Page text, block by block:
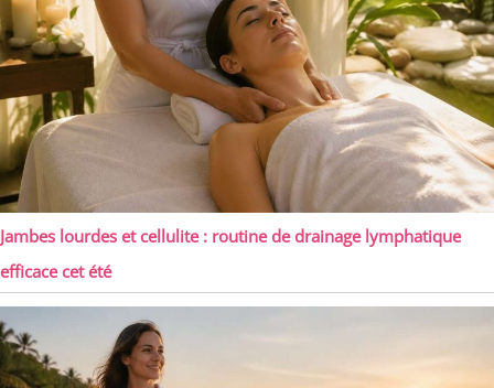
en verre avec de l'eau
pour permettre un
montage facile
Jambes lourdes et cellulite : routine de drainage lymphatique
efficace cet été